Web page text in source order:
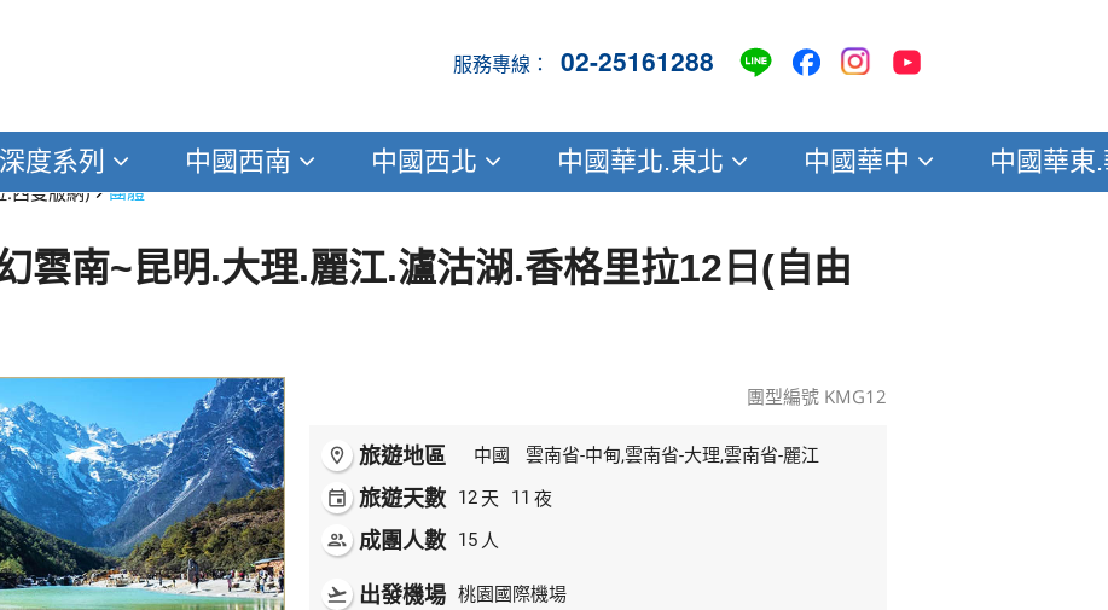
02-25161288
深度系列 中國西南 中國西北 中國華北.東北 中國華中 中國華東
.西雙版納) 團體
雲南~昆明.大理.麗江.瀘沽湖.香格里拉12日(自由
團型編號 KMG12
room 旅遊地區 中國
雲南省-中甸,雲南省-大理,雲南省-麗江
event
旅遊天數 12 天 11 夜
people 成團人數 15 人
flight_takeoff 出發機場 桃園國際機場